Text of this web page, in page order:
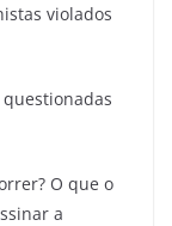
violados
O que o
a